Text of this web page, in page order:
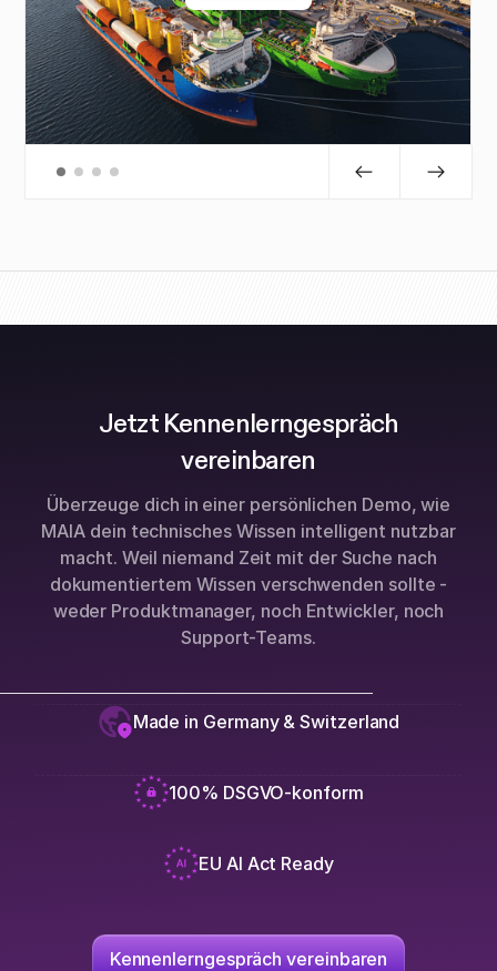
Jetzt Kennenlerngespräch
vereinbaren
Überzeuge dich in einer persönlichen Demo, wie
MAIA dein technisches Wissen intelligent nutzbar
macht. Weil niemand Zeit mit der Suche nach
dokumentiertem Wissen verschwenden sollte -
weder Produktmanager, noch Entwickler, noch
Support-Teams.
Made in Germany & Switzerland
100% DSGVO-konform
EU AI Act Ready
Kennenlerngespräch vereinbaren